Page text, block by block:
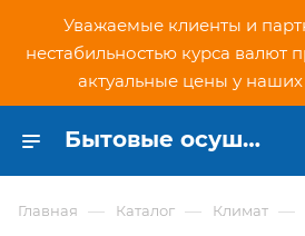
Уважаемые клиенты и
нестабильностью курса валют
актуальные цены у
Бытовые осушители воздуха купить в Москве в интернет-магазине PNDtech.ru
Главная — Каталог — Климат —